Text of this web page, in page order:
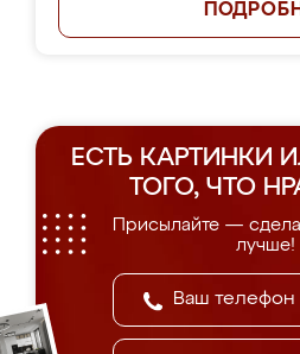
ЕСТЬ КАРТИНКИ
ТОГО, ЧТО
Присылайте —
лучше!